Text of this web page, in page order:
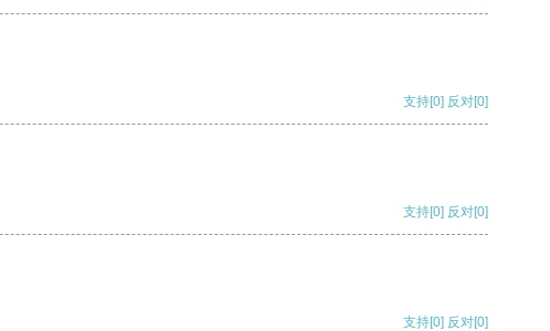
支持[0] 反对[0]
支持[0] 反对[0]
支持[0] 反对[0]